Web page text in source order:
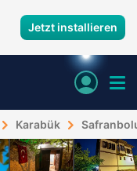
Jetzt installieren
Karabük